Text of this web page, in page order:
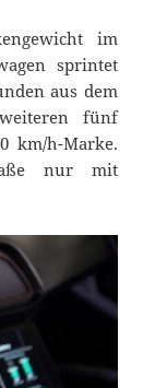
im
sprintet
aus dem
fünf
km/h-Marke.
nur mit